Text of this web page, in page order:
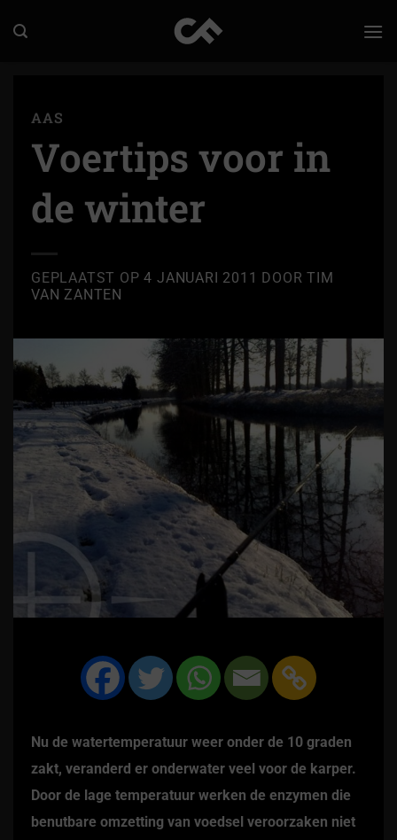
naar
AAS
Voertips voor in
de winter
GEPLAATST OP4 JANUARI 2011 DOORTIM
VAN ZANTEN
Nu de watertemperatuur weer onder de 10 graden
zakt, veranderd er onderwater veel voor de karper.
Door de lage temperatuur werken de enzymen die
benutbare omzetting van voedsel veroorzaken niet